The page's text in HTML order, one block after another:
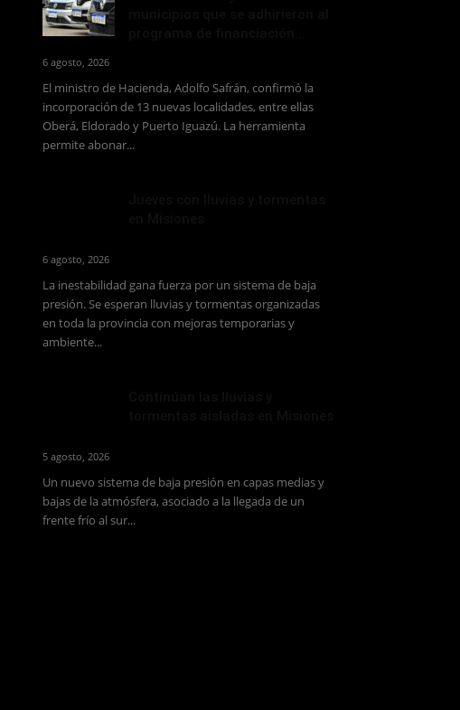
6 agosto, 2026
El ministro de Hacienda, Adolfo Safrán, confirmó la
incorporación de 13 nuevas localidades, entre ellas
Oberá, Eldorado y Puerto Iguazú. La herramienta
permite abonar...
6 agosto, 2026
La inestabilidad gana fuerza por un sistema de baja
presión. Se esperan lluvias y tormentas organizadas
en toda la provincia con mejoras temporarias y
ambiente...
5 agosto, 2026
Un nuevo sistema de baja presión en capas medias y
bajas de la atmósfera, asociado a la llegada de un
frente frío al sur...